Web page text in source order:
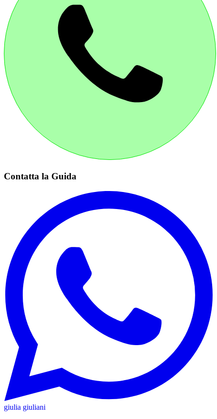
Contatta la Guida
giulia giuliani